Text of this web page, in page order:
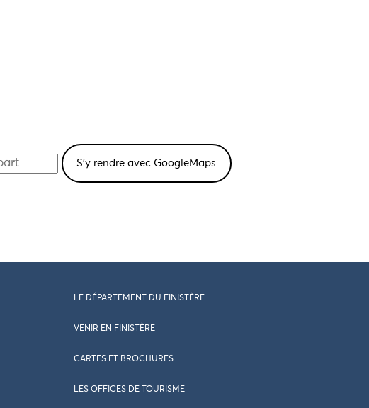
LE DÉPARTEMENT DU FINISTÈRE
VENIR EN FINISTÈRE
CARTES ET BROCHURES
LES OFFICES DE TOURISME